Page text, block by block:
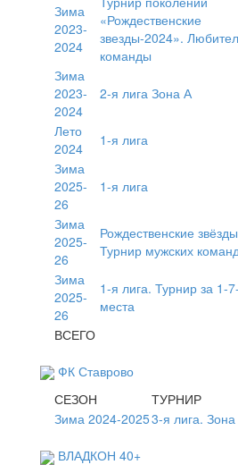
Зима
2023-
2024
«Рождественские
звезды-2024».
команды
Зима
2023-
2024
2-я лига Зона А
Лето
2024
1-я лига
Зима
2025-
26
1-я лига
Зима
2025-
26
Рождественские
Турнир мужских команд
Зима
2025-
26
1-я лига. Турнир за 1-
места
ВСЕГО
ФК Ставрово
СЕЗОН
ТУРНИР
Зима 2024-20253-я лига.
ВЛАДКОН 40+